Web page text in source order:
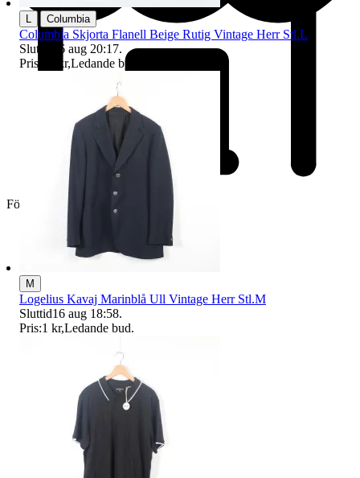
Företag
L Columbia
Columbia Skjorta Flanell Beige Rutig Vintage Herr Stl.L
Sluttid
16 aug 20:17.
Pris:
72 kr,Ledande bud
M
Logelius Kavaj Marinblå Ull Vintage Herr Stl.M
Sluttid16 aug 18:58.
Pris:1 kr,Ledande bud.